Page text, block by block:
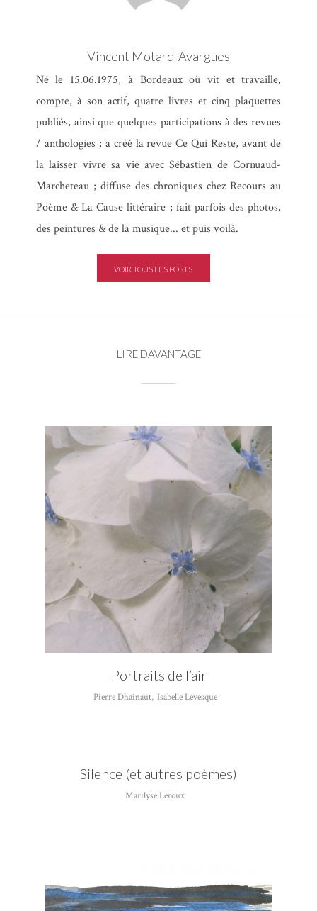
Vincent Motard-Avargues
Né le 15.06.1975, à Bordeaux où vit et travaille,
compte, à son actif, quatre livres et cinq plaquettes
publiés, ainsi que quelques participations à des revues
/ anthologies ; a créé la revue Ce Qui Reste, avant de
la laisser vivre sa vie avec Sébastien de Cornuaud-
Marcheteau ; diffuse des chroniques chez Recours au
Poème & La Cause littéraire ; fait parfois des photos,
des peintures & de la musique... et puis voilà.
VOIR TOUS LES POSTS
LIRE DAVANTAGE
Portraits de l’air
Pierre Dhainaut, Isabelle Lévesque
Silence (et autres poèmes)
Marilyse Leroux